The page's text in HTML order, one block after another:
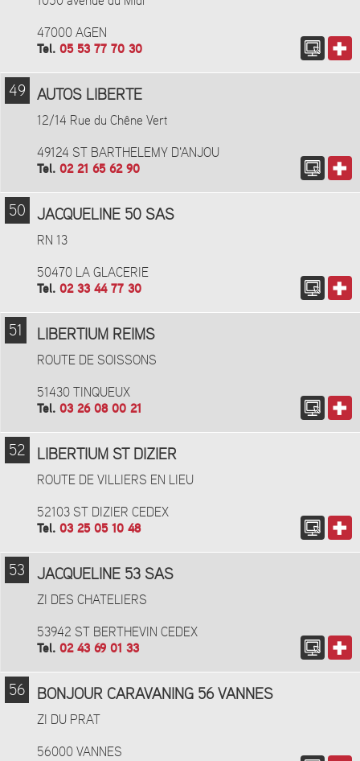
47000 AGEN
Tel. 05 53 77 70 30
49 AUTOS LIBERTE
12/14 Rue du Chêne Vert
49124 ST BARTHELEMY D'ANJOU
Tel. 02 21 65 62 90
50 JACQUELINE 50 SAS
RN 13
50470 LA GLACERIE
Tel. 02 33 44 77 30
51 LIBERTIUM REIMS
ROUTE DE SOISSONS
51430 TINQUEUX
Tel. 03 26 08 00 21
52 LIBERTIUM ST DIZIER
ROUTE DE VILLIERS EN LIEU
52103 ST DIZIER CEDEX
Tel. 03 25 05 10 48
53 JACQUELINE 53 SAS
ZI DES CHATELIERS
53942 ST BERTHEVIN CEDEX
Tel. 02 43 69 01 33
56 BONJOUR CARAVANING 56 VANNES
ZI DU PRAT
56000 VANNES